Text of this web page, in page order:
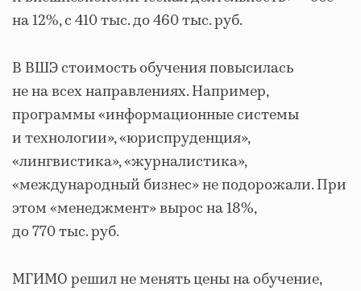
на 12%, с 410 тыс. до 460 тыс. руб.
В ВШЭ стоимость обучения повысилась
не на всех направлениях. Например,
программы «информационные системы
и технологии», «юриспруденция»,
«лингвистика», «журналистика»,
«международный бизнес» не подорожали. При
этом «менеджмент» вырос на 18%,
до 770 тыс. руб.
МГИМО решил не менять цены на обучение,